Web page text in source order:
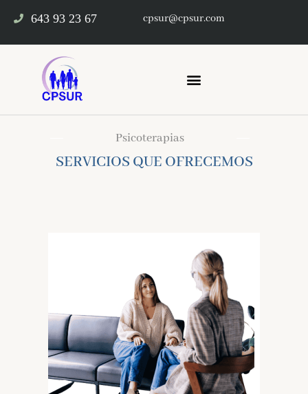
643 93 23 67 cpsur@cpsur.com
Psicoterapias
SERVICIOS QUE OFRECEMOS